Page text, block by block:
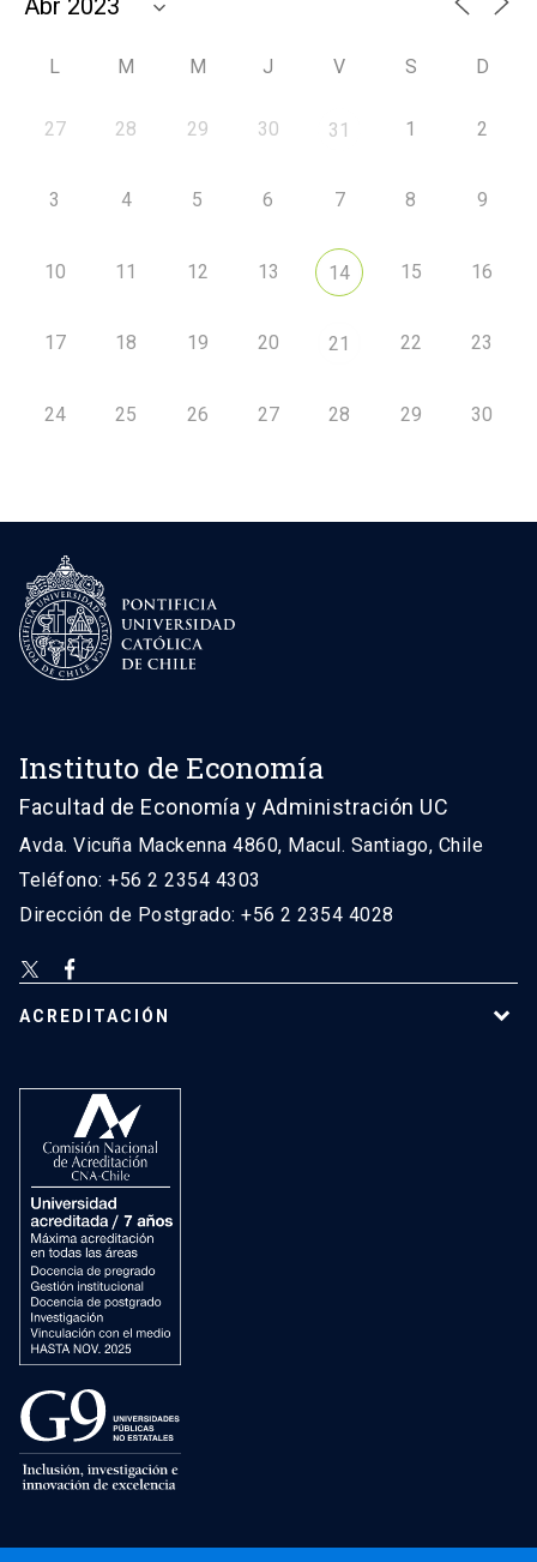
L M M J V S D
27 28 29 30 31 1 2
3 4 5 6 7 8 9
10 11 12 13 14 15 16
17 18 19 20 21 22 23
24 25 26 27 28 29 30
Instituto de Economía
Facultad de Economía y Administración UC
Avda. Vicuña Mackenna 4860, Macul. Santiago, Chile
Teléfono: +56 2 2354 4303
Dirección de Postgrado: +56 2 2354 4028
ACREDITACIÓN